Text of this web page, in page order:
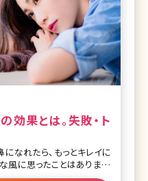
効果とは。失敗・ト
なれたら、もっとキレイに
に思ったことはありませ
すいパーツ。変えたい!と